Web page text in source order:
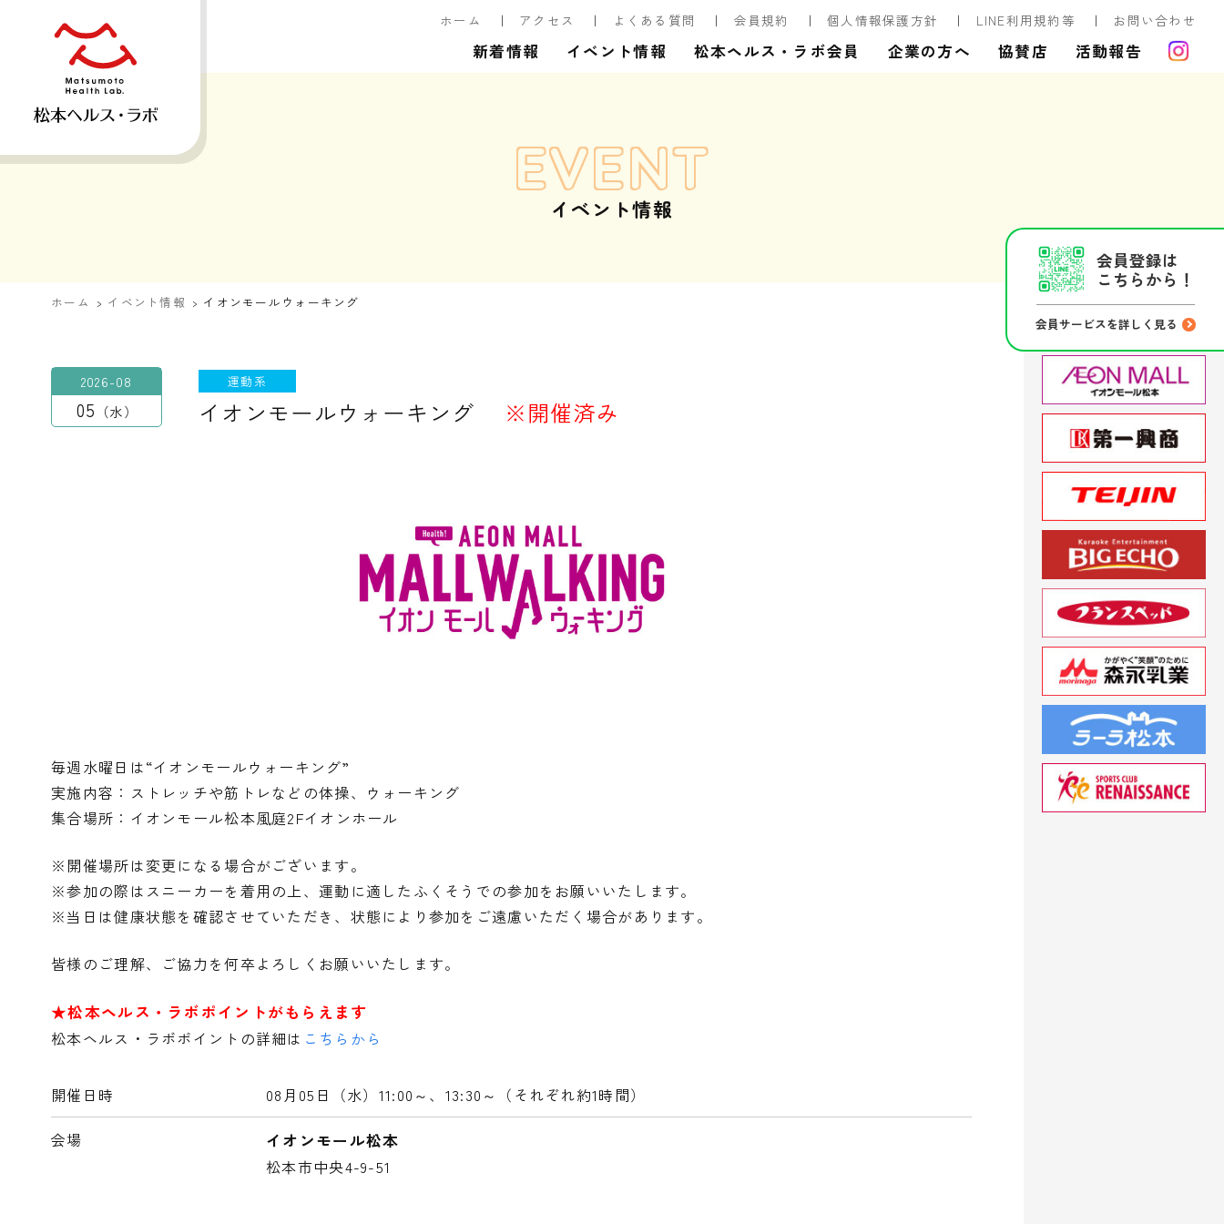
ホーム アクセス よくある質問 会員規約 個人情報保護方針 LINE利用規約等 お問い合わせ
新着情報 イベント情報 松本ヘルス・ラボ会員 企業の方へ 協賛店 活動報告
EVENT
イベント情報
ホーム イベント情報 イオンモールウォーキング
2026-08
05 水
運動系
イオンモールウォーキング ※開催済み
毎週水曜日は“イオンモールウォーキング”
実施内容：ストレッチや筋トレなどの体操、ウォーキング
集合場所：イオンモール松本風庭2Fイオンホール
※開催場所は変更になる場合がございます。
※参加の際はスニーカーを着用の上、運動に適したふくそうでの参加をお願いいたします。
※当日は健康状態を確認させていただき、状態により参加をご遠慮いただく場合があります。
皆様のご理解、ご協力を何卒よろしくお願いいたします。
★松本ヘルス・ラボポイントがもらえます
松本ヘルス・ラボポイントの詳細は こちらから
開催日時 08月05日（水） 11:00～、13:30～（それぞれ約1時間）
会場
イオンモール松本
松本市中央4-9-51
会員登録は
こちらから！
会員サービスを詳しく見る